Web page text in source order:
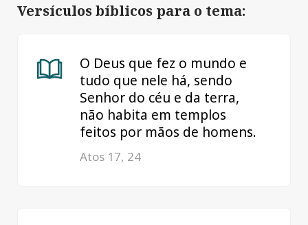
Versículos bíblicos para o tema:
O Deus que fez o mundo e
tudo que nele há, sendo
Senhor do céu e da terra,
não habita em templos
feitos por mãos de homens.
Atos 17, 24